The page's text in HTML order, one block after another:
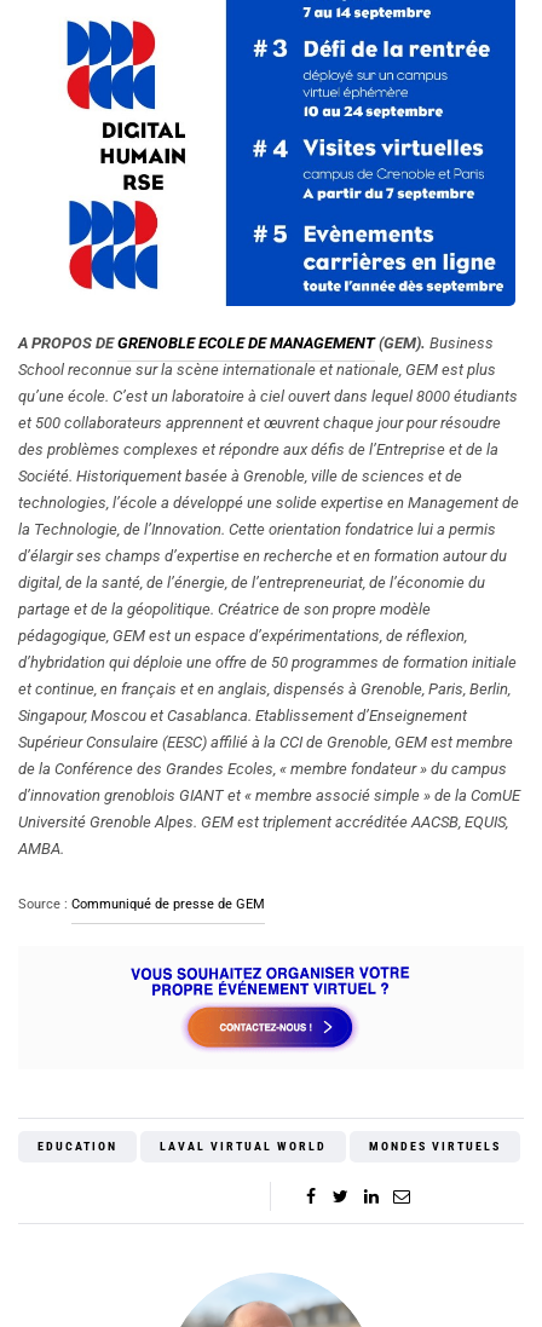
A PROPOS DEGRENOBLE ECOLE DE MANAGEMENT(GEM). Business
School reconnue sur la scène internationale et nationale, GEM est plus
qu’une école. C’est un laboratoire à ciel ouvert dans lequel 8000 étudiants
et 500 collaborateurs apprennent et œuvrent chaque jour pour résoudre
des problèmes complexes et répondre aux défis de l’Entreprise et de la
Société. Historiquement basée à Grenoble, ville de sciences et de
technologies, l’école a développé une solide expertise en Management de
la Technologie, de l’Innovation. Cette orientation fondatrice lui a permis
d’élargir ses champs d’expertise en recherche et en formation autour du
digital, de la santé, de l’énergie, de l’entrepreneuriat, de l’économie du
partage et de la géopolitique. Créatrice de son propre modèle
pédagogique, GEM est un espace d’expérimentations, de réflexion,
d’hybridation qui déploie une offre de 50 programmes de formation initiale
et continue, en français et en anglais, dispensés à Grenoble, Paris, Berlin,
Singapour, Moscou et Casablanca. Etablissement d’Enseignement
Supérieur Consulaire (EESC) affilié à la CCI de Grenoble, GEM est membre
de la Conférence des Grandes Ecoles, « membre fondateur » du campus
d’innovation grenoblois GIANT et « membre associé simple » de la ComUE
Université Grenoble Alpes. GEM est triplement accréditée AACSB, EQUIS,
AMBA.
Source : Communiqué de presse de GEM
EDUCATION LAVAL VIRTUAL WORLD MONDES VIRTUELS